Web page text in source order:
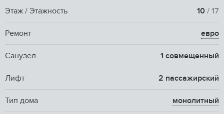
Этаж / Этажность 10 / 17
Ремонт евро
Санузел 1 совмещенный
Лифт 2 пассажирский
Тип дома монолитный